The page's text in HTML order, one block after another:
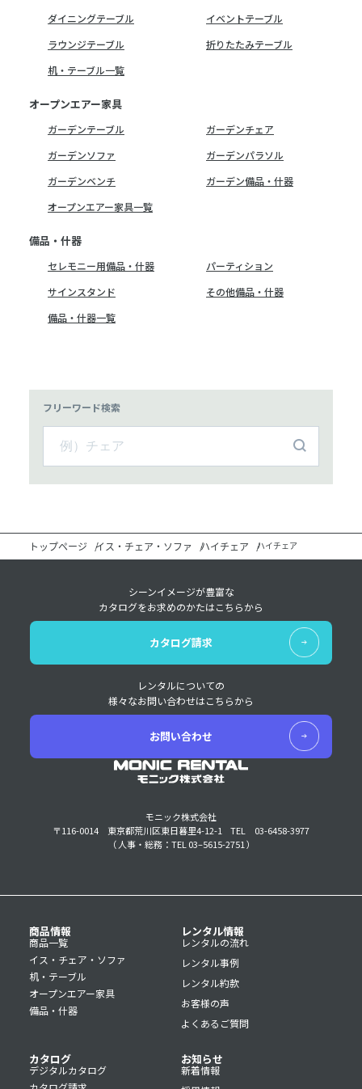
ダイニングテーブル
イベントテーブル
ラウンジテーブル
折りたたみテーブル
机・テーブル一覧
オープンエアー家具
ガーデンテーブル
ガーデンチェア
ガーデンソファ
ガーデンパラソル
ガーデンベンチ
ガーデン備品・什器
オープンエアー家具一覧
備品・什器
セレモニー用備品・什器
パーティション
サインスタンド
その他備品・什器
備品・什器一覧
フリーワード検索
トップページ イス・チェア・ソファ ハイチェア ハイチェア
モニック株式会社
〒116-0014 東京都荒川区東日暮里4-12-1
TEL 03-6458-3977
（ 人事・総務：TEL 03–5615-2751 ）
シーンイメージが豊富な
カタログをお求めのかたはこちらから
カタログ請求
レンタルについての
様々なお問い合わせはこちらから
お問い合わせ
商品情報
商品一覧
イス・チェア・ソファ
机・テーブル
オープンエアー家具
備品・什器
レンタル情報
レンタルの流れ
レンタル事例
レンタル約款
お客様の声
よくあるご質問
カタログ
デジタルカタログ
お知らせ
新着情報